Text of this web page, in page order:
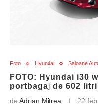
Foto Hyundai Saloane
FOTO: Hyundai i30
portbagaj de 602 litri
de Adrian Mitrea 22